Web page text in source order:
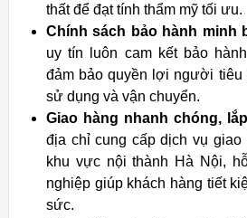
thất để đạt tính thẩm mỹ tối ưu.
Chính sách bảo hành minh
uy tín luôn cam kết bảo
đảm bảo quyền lợi người tiêu
sử dụng và vận chuyển.
Giao hàng nhanh chóng,
địa chỉ cung cấp dịch vụ giao
khu vực nội thành Hà Nội,
nghiệp giúp khách hàng tiết
sức.